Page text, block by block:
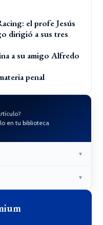
el profe Jesús
dirigió a sus tres
a su amigo Alfredo
penal
en tu biblioteca
▼
▼